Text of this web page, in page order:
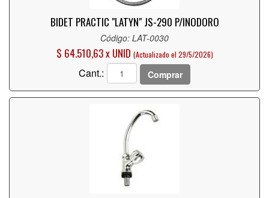
BIDET PRACTIC "LATYN" JS-290 P/INODORO
Código: LAT-0030
$ 64.510,63 x UNID (Actualizado el 29/5/2026)
Cant.: Comprar